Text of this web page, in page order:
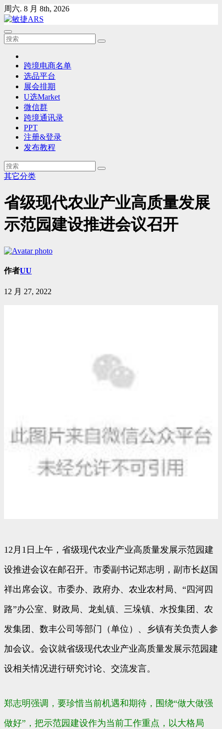
Skip
to
content
周六. 8 月 8th, 2026
跨境电商名单
选品平台
展会排期
U选Market
微信群
跨境通讯录
PPT
注册&登录
发布教程
其它分类
省级现代农业产业高质量发展
示范园建设推进会议召开
作者UU
12 月 27, 2022
12月1日上午，省级现代农业产业高质量发展示范园建
设推进会议在邮召开。市委副书记郑志明，副市长赵国
祥出席会议。市委办、政府办、农业农村局、“四河四
路”办公室、财政局、龙虬镇、三垛镇、水投集团、农
发集团、数丰公司等部门（单位）、乡镇有关负责人参
加会议。会议就省级现代农业产业高质量发展示范园建
设相关情况进行研究讨论、交流发言。
郑志明强调，要珍惜当前机遇和期待，围绕“做大做强
做好”，把示范园建设作为当前工作重点，以大格局